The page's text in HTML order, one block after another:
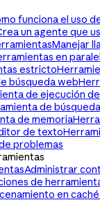
funciona el uso
un agente que
Manejar
en
estricto
búsqueda web
de ejecución
de
de memoria
de texto
problemas
Administrar
de
en